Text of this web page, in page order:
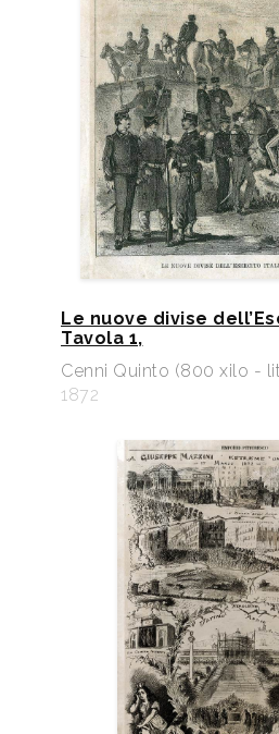
Le nuove divise
Tavola 1,
Cenni Quinto (800 xilo -
1872